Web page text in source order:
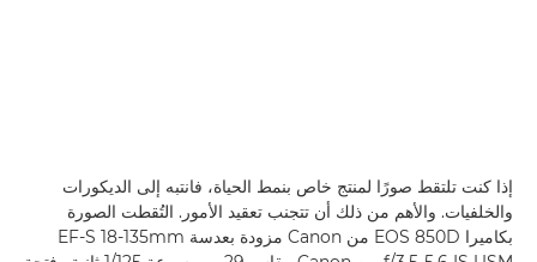
إذا كنت تلتقط صورًا لمنتج خاص بنمط الحياة، فانتبه إلى الديكورات
والخلفيات. والأهم من ذلك أن تتجنب تعقيد الأمور. التُقطت الصورة
بكاميرا EOS 850D من Canon مزودة بعدسة EF-S 18-135mm